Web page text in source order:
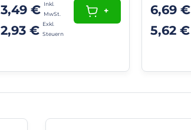
3,49 €
2,93 €
+
6,69 €
5,62 €